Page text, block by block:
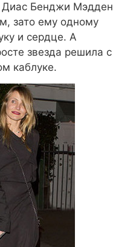
Диас Бенджи Мэдден
зато ему одному
и сердце. А
звезда решила с
каблуке.